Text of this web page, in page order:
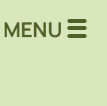
MENU